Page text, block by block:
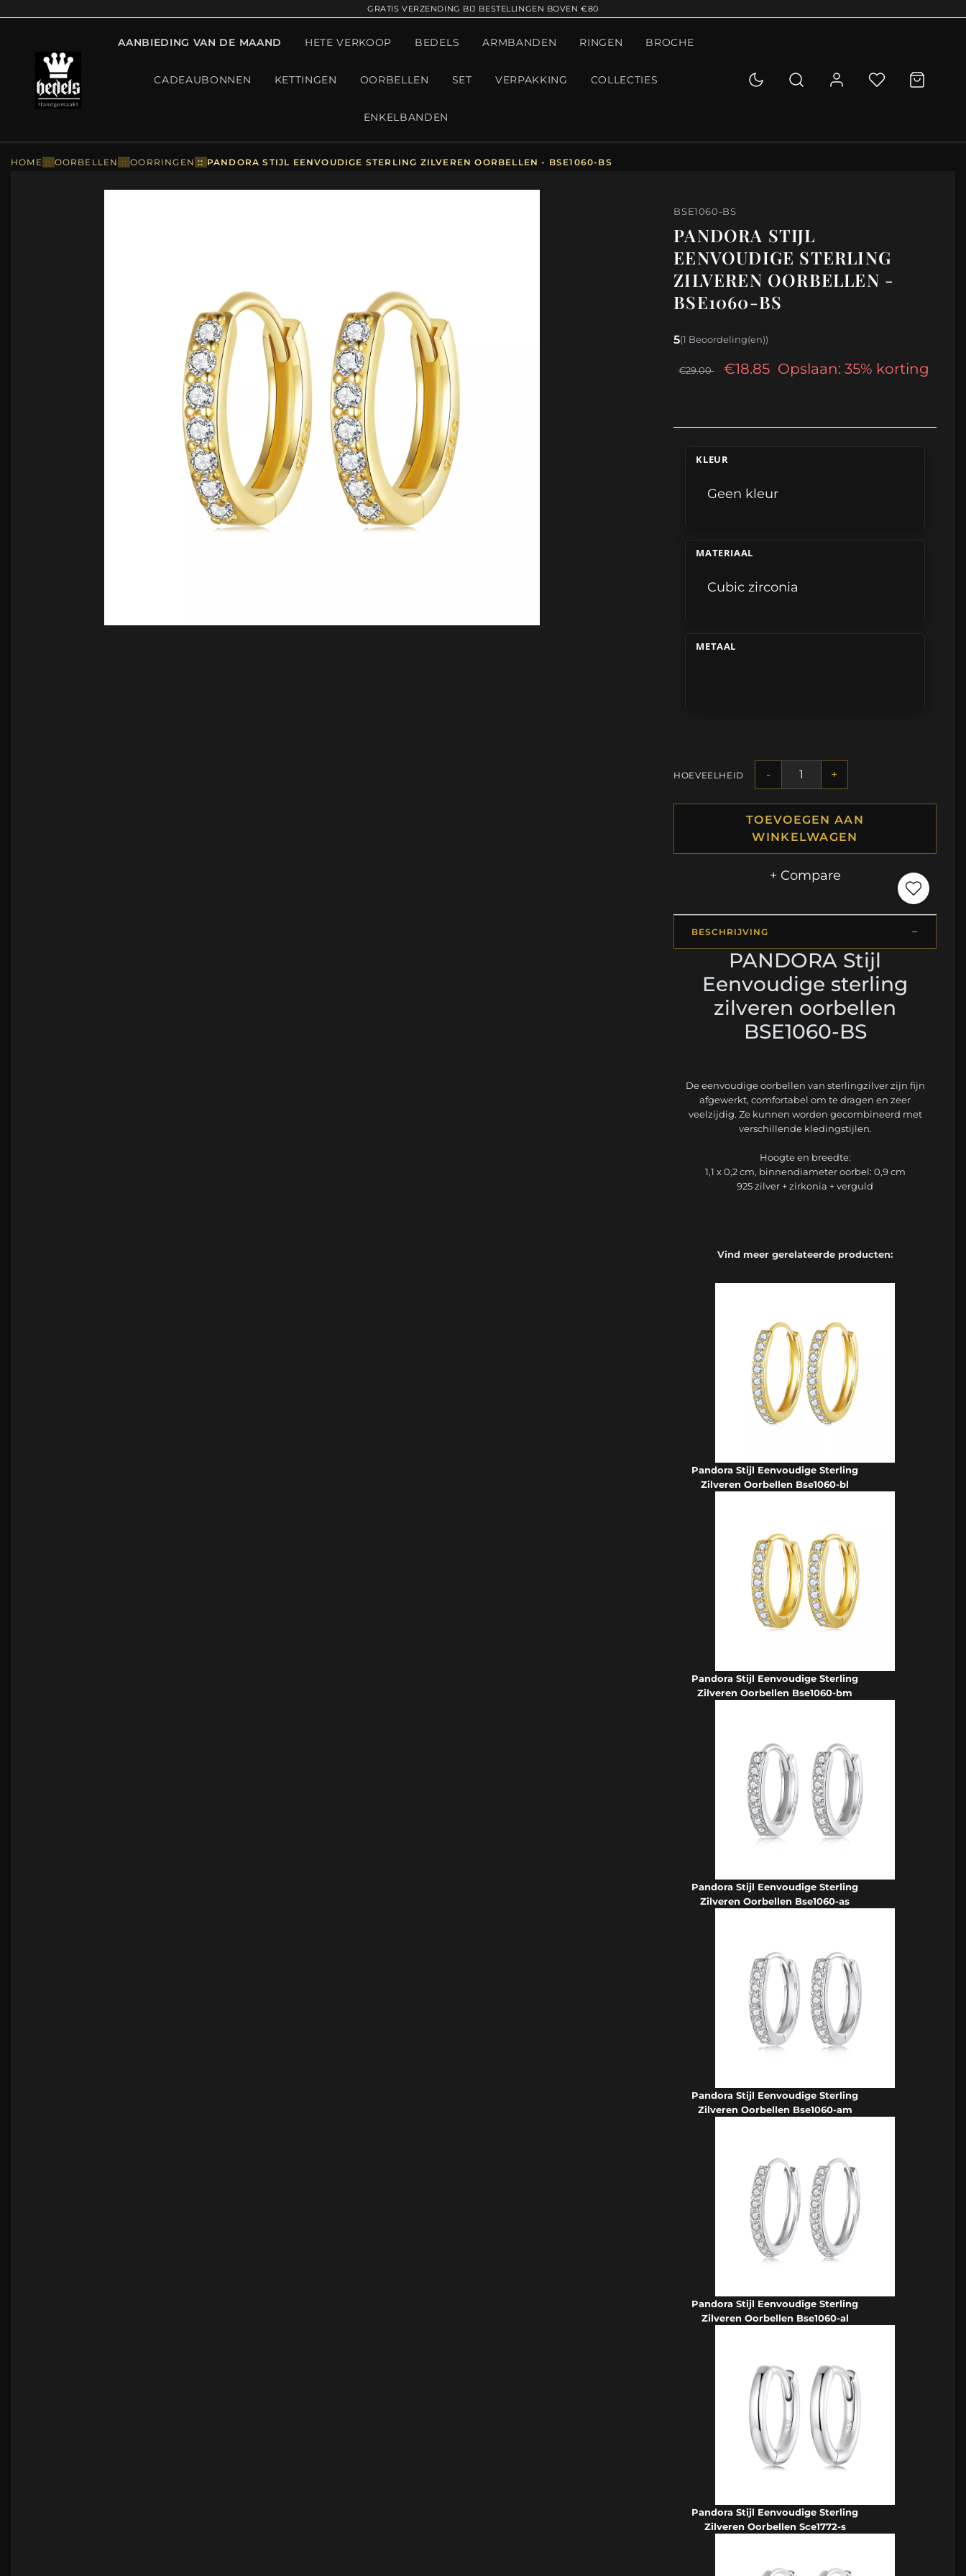
GRATIS VERZENDING BIJ BESTELLINGEN BOVEN €80
AANBIEDING VAN DE MAAND HETE VERKOOP BEDELS ARMBANDEN RINGEN BROCHE
CADEAUBONNEN KETTINGEN OORBELLEN SET VERPAKKING COLLECTIES
ENKELBANDEN
HOME :: OORBELLEN ::OORRINGEN :: PANDORA STIJL EENVOUDIGE STERLING ZILVEREN OORBELLEN - BSE1060-BS
BSE1060-BS
PANDORA STIJL
EENVOUDIGE STERLING
ZILVEREN OORBELLEN -
BSE1060-BS
5(1 Beoordeling(en))
€29.00 €18.85 Opslaan: 35% korting
KLEUR
Geen kleur
MATERIAAL
Cubic zirconia
METAAL
HOEVEELHEID - +
TOEVOEGEN AAN
WINKELWAGEN
+ Compare
BESCHRIJVING
PANDORA Stijl
Eenvoudige sterling
zilveren oorbellen
BSE1060-BS
De eenvoudige oorbellen van sterlingzilver zijn fijn
afgewerkt, comfortabel om te dragen en zeer
veelzijdig. Ze kunnen worden gecombineerd met
verschillende kledingstijlen.
Hoogte en breedte:
1,1 x 0,2 cm, binnendiameter oorbel: 0,9 cm
925 zilver + zirkonia + verguld
Vind meer gerelateerde producten:
Pandora Stijl Eenvoudige Sterling
Zilveren Oorbellen Bse1060-bl
Pandora Stijl Eenvoudige Sterling
Zilveren Oorbellen Bse1060-bm
Pandora Stijl Eenvoudige Sterling
Zilveren Oorbellen Bse1060-as
Pandora Stijl Eenvoudige Sterling
Zilveren Oorbellen Bse1060-am
Pandora Stijl Eenvoudige Sterling
Zilveren Oorbellen Bse1060-al
Pandora Stijl Eenvoudige Sterling
Zilveren Oorbellen Sce1772-s